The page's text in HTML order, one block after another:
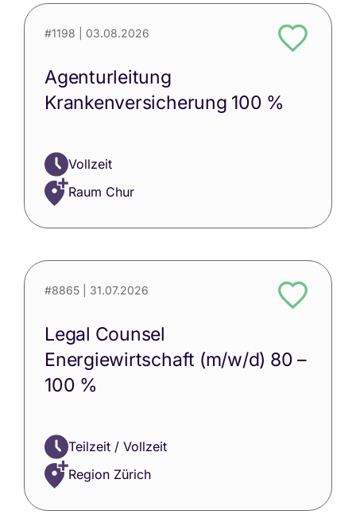
#1198 | 03.08.2026
Agenturleitung
Krankenversicherung 100 %
Vollzeit
Raum Chur
#8865 | 31.07.2026
Legal Counsel
Energiewirtschaft (m/w/d) 80 –
100 %
Teilzeit / Vollzeit
Region Zürich